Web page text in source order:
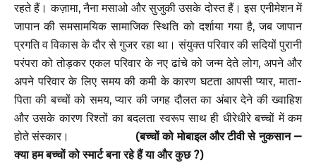
रहते हैं। कज़ामा, नैना मसाओ और सुजुकी उसके दोस्त हैं। इस एनीमेशन में
जापान की समसामयिक सामाजिक स्थिति को दर्शाया गया है, जब जापान
प्रगति व विकास के दौर से गुजर रहा था। संयुक्त परिवार की सदियों पुरानी
परंपरा को तोड़कर एकल परिवार के नए ढांचे को जन्म देते लोग, अपने और
अपने परिवार के लिए समय की कमी के कारण घटता आपसी प्यार, माता-
पिता की बच्चों को समय, प्यार की जगह दौलत का अंबार देने की ख्वाहिश
और उसके कारण रिश्तों का बदलता स्वरूप साथ ही धीरेधीरे बच्चों में कम
होते संस्कार।
(बच्चों को मोबाइल और टीवी से नुकसान –
क्या हम बच्चों को स्मार्ट बना रहे हैं या और कुछ ?)